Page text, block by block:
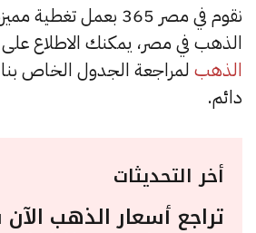
نقوم في مصر 365 بعمل
الذهب في مصر، يمكنك الاطلاع
الذهب لمراجعة الجدول الخاص
دائم.
أخر التحديثات
تراجع أسعار الذهب